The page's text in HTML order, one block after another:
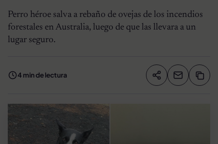
Perro héroe salva a rebaño de ovejas de los incendios
forestales en Australia, luego de que las llevara a un
lugar seguro.
4 min de lectura Compartir